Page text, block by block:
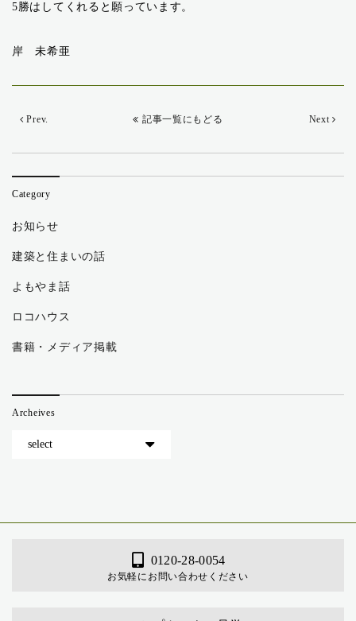
5勝はしてくれると願っています。
岸 未希亜
記事一覧にもどる
Prev. Next
Category
お知らせ
建築と住まいの話
よもやま話
ロコハウス
書籍・メディア掲載
Archeives
0120-28-0054
お気軽にお問い合わせください